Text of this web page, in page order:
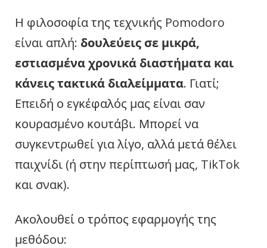
Η φιλοσοφία της τεχνικής Pomodoro
είναι απλή: δουλεύεις σε μικρά,
εστιασμένα χρονικά διαστήματα και
κάνεις τακτικά διαλείμματα. Γιατί;
Επειδή ο εγκέφαλός μας είναι σαν
κουρασμένο κουτάβι. Μπορεί να
συγκεντρωθεί για λίγο, αλλά μετά θέλει
παιχνίδι (ή στην περίπτωσή μας, TikTok
και σνακ).
Ακολουθεί ο τρόπος εφαρμογής της
μεθόδου: